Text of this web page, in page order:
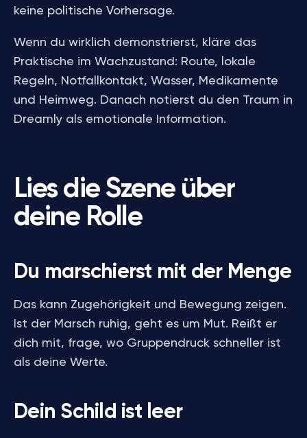
keine politische Vorhersage.
Wenn du wirklich demonstrierst, kläre das
Praktische im Wachzustand: Route, lokale
Regeln, Notfallkontakt, Wasser, Medikamente
und Heimweg. Danach notierst du den Traum in
Dreamly als emotionale Information.
Lies die Szene über
deine Rolle
Du marschierst mit der Menge
Das kann Zugehörigkeit und Bewegung zeigen.
Ist der Marsch ruhig, geht es um Mut. Reißt er
dich mit, frage, wo Gruppendruck schneller ist
als deine Werte.
Dein Schild ist leer